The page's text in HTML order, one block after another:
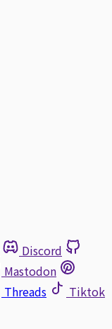
Discord
Mastodon
Threads
Tiktok